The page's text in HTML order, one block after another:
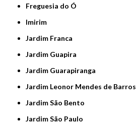
Freguesia do Ó
Imirim
Jardim Franca
Jardim Guapira
Jardim Guarapiranga
Jardim Leonor Mendes de Barros
Jardim São Bento
Jardim São Paulo